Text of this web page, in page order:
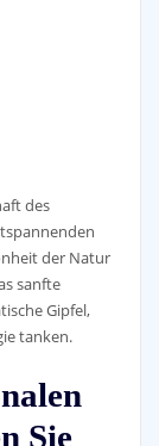
des
der Natur
sanfte
Gipfel,
tanken.
Sie